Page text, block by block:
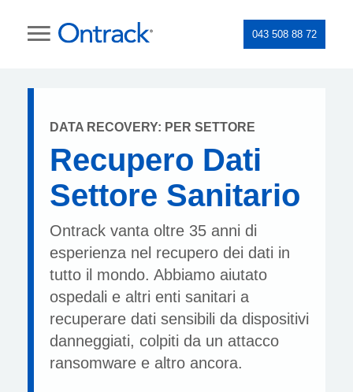
043 508 88 72
DATA RECOVERY: PER SETTORE
Recupero Dati
Settore Sanitario
Ontrack vanta oltre 35 anni di
esperienza nel recupero dei dati in
tutto il mondo. Abbiamo aiutato
ospedali e altri enti sanitari a
recuperare dati sensibili da dispositivi
danneggiati, colpiti da un attacco
ransomware e altro ancora.